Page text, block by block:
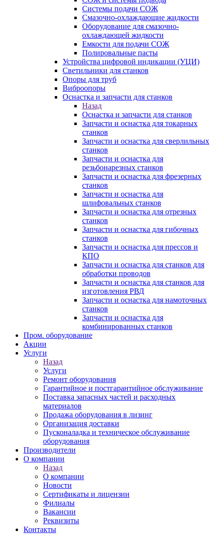
Системы подачи СОЖ
Смазочно-охлаждающие жидкости
Оборудование для смазочно-
охлаждающей жидкости
Емкости для подачи СОЖ
Полировальные пасты
Устройства цифровой индикации (УЦИ)
Светильники для станков
Опоры для труб
Виброопоры
Оснастка и запчасти для станков
Назад
Оснастка и запчасти для станков
Запчасти и оснастка для токарных
станков
Запчасти и оснастка для сверлильных
станков
Запчасти и оснастка для
резьбонарезных станков
Запчасти и оснастка для фрезерных
станков
Запчасти и оснастка для
шлифовальных станков
Запчасти и оснастка для отрезных
станков
Запчасти и оснастка для гибочных
станков
Запчасти и оснастка для прессов и
КПО
Запчасти и оснастка для станков для
обработки проводов
Запчасти и оснастка для станков для
изготовления РВД
Запчасти и оснастка для намоточных
станков
Запчасти и оснастка для
комбинированных станков
Пром. оборудование
Акции
Услуги
Назад
Услуги
Ремонт оборудования
Гарантийное и постгарантийное обслуживание
Поставка запасных частей и расходных
материалов
Продажа оборудования в лизинг
Организация доставки
Пусконаладка и техническое обслуживание
оборудования
Производители
О компании
Назад
О компании
Новости
Сертификаты и лицензии
Филиалы
Вакансии
Реквизиты
Контакты